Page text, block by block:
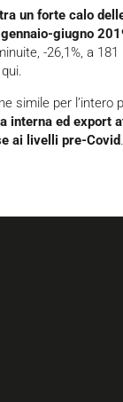
un forte calo
giugno
-26,1%, a
.
simile per
interna ed export
ai livelli pre-Covid